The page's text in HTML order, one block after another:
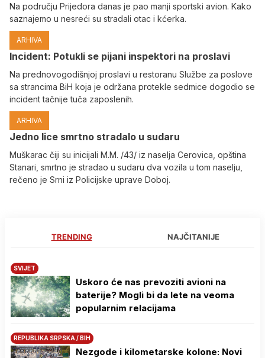
Na području Prijedora danas je pao manji sportski avion. Kako
saznajemo u nesreći su stradali otac i kćerka.
ARHIVA
Incident: Potukli se pijani inspektori na proslavi
Na prednovogodišnjoj proslavi u restoranu Službe za poslove
sa strancima BiH koja je održana protekle sedmice dogodio se
incident tačnije tuča zaposlenih.
ARHIVA
Јedno lice smrtno stradalo u sudaru
Muškarac čiji su inicijali M.M. /43/ iz naselja Cerovica, opština
Stanari, smrtno je stradao u sudaru dva vozila u tom naselju,
rečeno je Srni iz Policijske uprave Doboj.
TRENDING NAJČITANIJE
SVIJET
Uskoro će nas prevoziti avioni na
baterije? Mogli bi da lete na veoma
popularnim relacijama
REPUBLIKA SRPSKA / BIH
Nezgode i kilometarske kolone: Novi